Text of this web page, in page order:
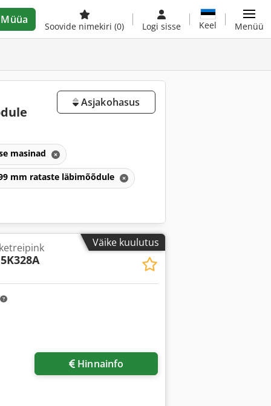
Müüa
Soovide nimekiri (0) Logi sisse Keel Menüü
Asjakohasus
masinad
mm rataste läbimõõdule
Väike kuulutus
5K328A
Hinnainfo